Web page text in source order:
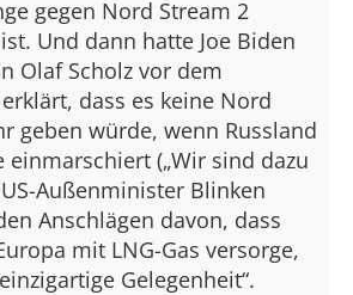
gegen Nord Stream 2
Und dann hatte Joe Biden
Olaf Scholz vor dem
dass es keine Nord
geben würde, wenn Russland
einmarschiert („Wir sind dazu
Außenminister Blinken
Anschlägen davon, dass
mit LNG-Gas versorge,
Gelegenheit“.